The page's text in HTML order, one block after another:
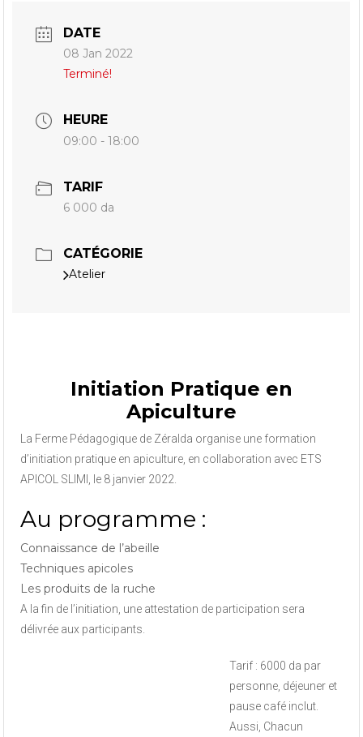
DATE
08 Jan 2022
Terminé!
HEURE
09:00 - 18:00
TARIF
6 000 da
CATÉGORIE
Atelier
Initiation Pratique en
Apiculture
La Ferme Pédagogique de Zéralda organise une formation
d’initiation pratique en apiculture, en collaboration avec ETS
APICOL SLIMI, le 8 janvier 2022.
Au programme :
Connaissance de l’abeille
Techniques apicoles
Les produits de la ruche
A la fin de l’initiation, une attestation de participation sera
délivrée aux participants.
Tarif : 6000 da par
personne, déjeuner et
pause café inclut.
Aussi, Chacun